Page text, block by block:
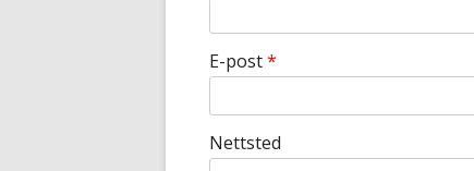
E-post*
Nettsted